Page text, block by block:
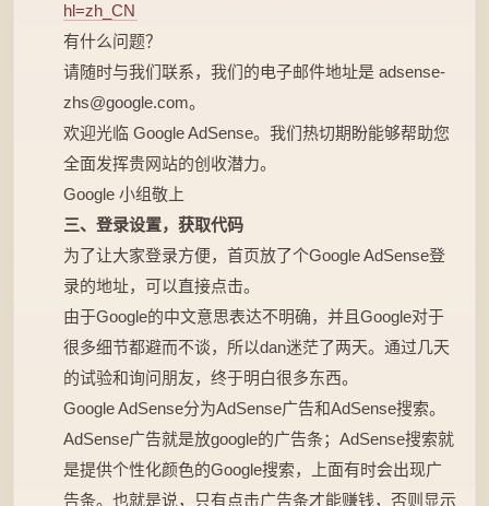
hl=zh_CN
有什么问题？
请随时与我们联系，我们的电子邮件地址是 adsense-
zhs@google.com。
欢迎光临 Google AdSense。我们热切期盼能够帮助您
全面发挥贵网站的创收潜力。
Google 小组敬上
三、登录设置，获取代码
为了让大家登录方便，首页放了个Google AdSense登
录的地址，可以直接点击。
由于Google的中文意思表达不明确，并且Google对于
很多细节都避而不谈，所以dan迷茫了两天。通过几天
的试验和询问朋友，终于明白很多东西。
Google AdSense分为AdSense广告和AdSense搜索。
AdSense广告就是放google的广告条；AdSense搜索就
是提供个性化颜色的Google搜索，上面有时会出现广
告条。也就是说，只有点击广告条才能赚钱，否则显示